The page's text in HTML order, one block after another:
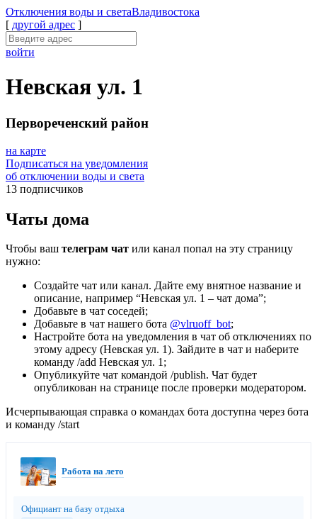
Отключения воды и светаВладивостока
[ другой адрес ]
войти
Невская ул. 1
Первореченский район
на карте
Подписаться на уведомления
об отключении воды и света
13 подписчиков
Чаты дома
Чтобы ваш телеграм чат или канал попал на эту страницу
нужно:
Создайте чат или канал. Дайте ему внятное название и
описание, например “Невская ул. 1 – чат дома”;
Добавьте в чат соседей;
Добавьте в чат нашего бота @vlruoff_bot;
Настройте бота на уведомления в чат об отключениях по
этому адресу (Невская ул. 1). Зайдите в чат и наберите
команду /add Невская ул. 1;
Опубликуйте чат командой /publish. Чат будет
опубликован на странице после проверки модератором.
Исчерпывающая справка о командах бота доступна через бота
и команду /start
Работа на лето
Официант на базу отдыха